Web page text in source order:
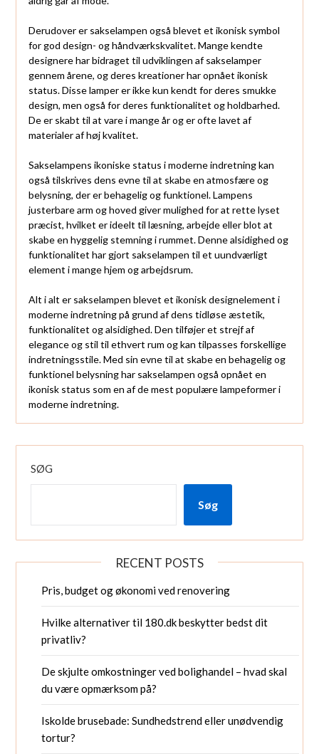
Derudover er sakselampen også blevet et ikonisk symbol
for god design- og håndværkskvalitet. Mange kendte
designere har bidraget til udviklingen af sakselamper
gennem årene, og deres kreationer har opnået ikonisk
status. Disse lamper er ikke kun kendt for deres smukke
design, men også for deres funktionalitet og holdbarhed.
De er skabt til at vare i mange år og er ofte lavet af
materialer af høj kvalitet.
Sakselampens ikoniske status i moderne indretning kan
også tilskrives dens evne til at skabe en atmosfære og
belysning, der er behagelig og funktionel. Lampens
justerbare arm og hoved giver mulighed for at rette lyset
præcist, hvilket er ideelt til læsning, arbejde eller blot at
skabe en hyggelig stemning i rummet. Denne alsidighed og
funktionalitet har gjort sakselampen til et uundværligt
element i mange hjem og arbejdsrum.
Alt i alt er sakselampen blevet et ikonisk designelement i
moderne indretning på grund af dens tidløse æstetik,
funktionalitet og alsidighed. Den tilføjer et strejf af
elegance og stil til ethvert rum og kan tilpasses forskellige
indretningsstile. Med sin evne til at skabe en behagelig og
funktionel belysning har sakselampen også opnået en
ikonisk status som en af de mest populære lampeformer i
moderne indretning.
SØG
Søg
RECENT POSTS
Pris, budget og økonomi ved renovering
Hvilke alternativer til 180.dk beskytter bedst dit
privatliv?
De skjulte omkostninger ved bolighandel – hvad skal
du være opmærksom på?
Iskolde brusebade: Sundhedstrend eller unødvendig
tortur?